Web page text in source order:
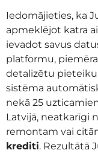
Iedomājieties, ka
apmeklējot katra
ievadot savus
platformu,
detalizētu
sistēma
nekā 25
Latvijā, neatkarīgi
remontam vai
krediti. Rezultātā